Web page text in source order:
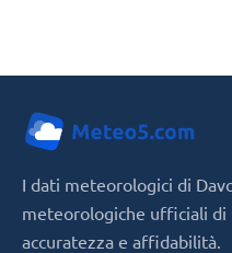
I dati meteorologici di
meteorologiche ufficiali
accuratezza e affidabilità.